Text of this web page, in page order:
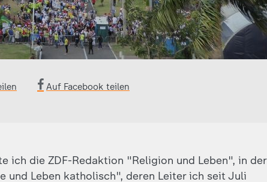
Auf Facebook teilen
ich die ZDF-Redaktion "Religion und Leben", in der
und Leben katholisch", deren Leiter ich seit Juli